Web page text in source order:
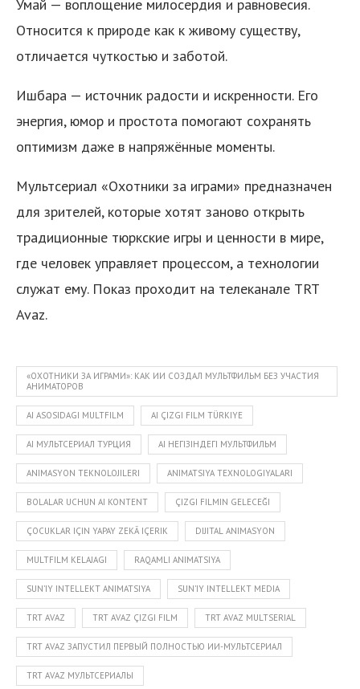
Умай — воплощение милосердия и равновесия.
Относится к природе как к живому существу,
отличается чуткостью и заботой.
Ишбара — источник радости и искренности. Его
энергия, юмор и простота помогают сохранять
оптимизм даже в напряжённые моменты.
Мультсериал «Охотники за играми» предназначен
для зрителей, которые хотят заново открыть
традиционные тюркские игры и ценности в мире,
где человек управляет процессом, а технологии
служат ему. Показ проходит на телеканале TRT
Avaz.
«ОХОТНИКИ ЗА ИГРАМИ»: КАК ИИ СОЗДАЛ МУЛЬТФИЛЬМ БЕЗ УЧАСТИЯ
АНИМАТОРОВ
AI ASOSIDAGI MULTFILM AI ÇIZGI FILM TÜRKIYE
AI МУЛЬТСЕРИАЛ ТУРЦИЯ AI НЕГІЗІНДЕГІ МУЛЬТФИЛЬМ
ANIMASYON TEKNOLOJILERI ANIMATSIYA TEXNOLOGIYALARI
BOLALAR UCHUN AI KONTENT ÇIZGI FILMIN GELECEĞI
ÇOCUKLAR IÇIN YAPAY ZEKÂ IÇERIK DIJITAL ANIMASYON
MULTFILM KELAJAGI RAQAMLI ANIMATSIYA
SUN’IY INTELLEKT ANIMATSIYA SUN’IY INTELLEKT MEDIA
TRT AVAZ TRT AVAZ ÇIZGI FILM TRT AVAZ MULTSERIAL
TRT AVAZ ЗАПУСТИЛ ПЕРВЫЙ ПОЛНОСТЬЮ ИИ-МУЛЬТСЕРИАЛ
TRT AVAZ МУЛЬТСЕРИАЛЫ